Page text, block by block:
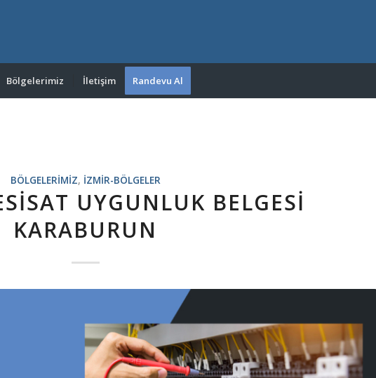
Bölgelerimiz İletişim Randevu Al
BÖLGELERIMIZ, IZMIR-BÖLGELER
UYGUNLUK BELGESI
KARABURUN